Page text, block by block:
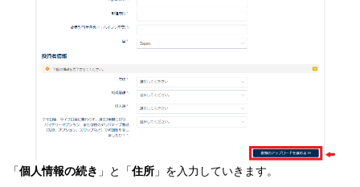
「 個人情報の続き 」と「 住所 」を入力していきます。